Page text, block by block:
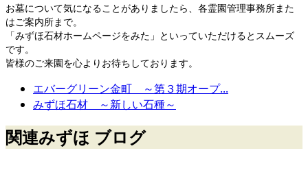
お墓について気になることがありましたら、各霊園管理事務所また
はご案内所まで。
「みずほ石材ホームページをみた」といっていただけるとスムーズ
です。
皆様のご来園を心よりお待ちしております。
エバーグリーン金町 ～第３期オープ...
みずほ石材 ～新しい石種～
関連みずほ ブログ